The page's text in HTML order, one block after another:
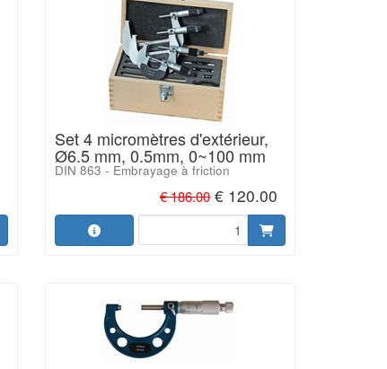
Set 4 micromètres d'extérieur,
Ø6.5 mm, 0.5mm, 0~100 mm
DIN 863 - Embrayage à friction
€ 186.00 € 120.00